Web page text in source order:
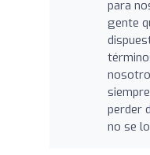
para
gente
perder
no se